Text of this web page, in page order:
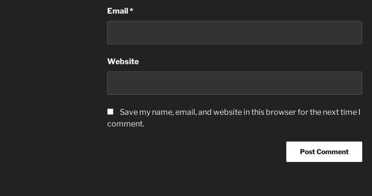
Email*
Website
Save my name, email, and website in this browser for the next time I
comment.